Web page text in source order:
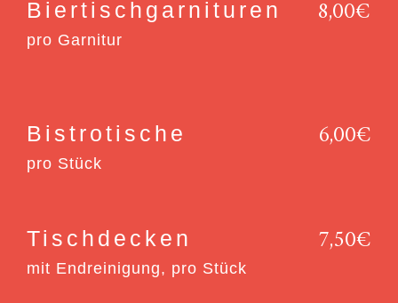
Biertisch­garnituren 8,00€
pro Garnitur
Bistrotische 6,00€
pro Stück
Tischdecken 7,50€
mit Endreinigung, pro Stück